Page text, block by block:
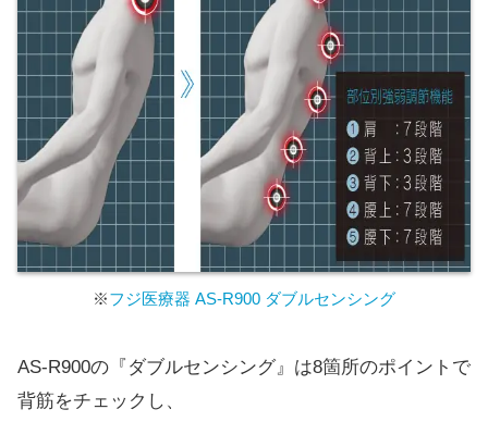
※フジ医療器 AS-R900 ダブルセンシング
AS-R900の『ダブルセンシング』は8箇所のポイントで
背筋をチェックし、